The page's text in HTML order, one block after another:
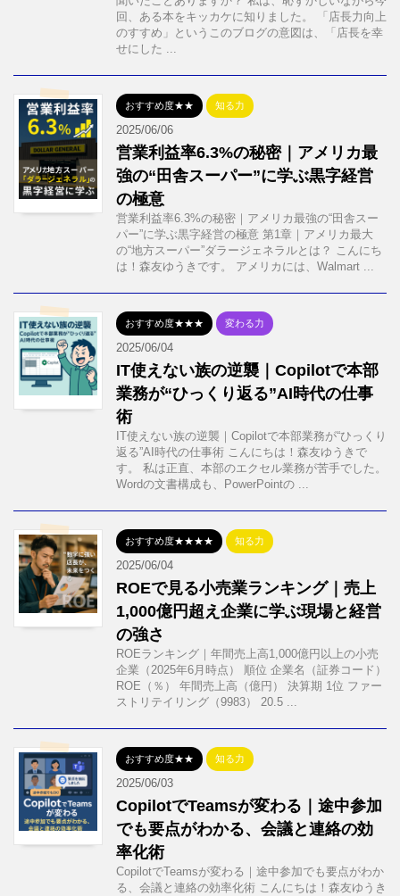
回、ある本をキッカケに知りました。 「店長力向上
のすすめ」というこのブログの意図は、「店長を幸
せにした ...
おすすめ度★★ 知る力
2025/06/06
営業利益率6.3%の秘密｜アメリカ最
強の“田舎スーパー”に学ぶ黒字経営
の極意
営業利益率6.3%の秘密｜アメリカ最強の“田舎スー
パー”に学ぶ黒字経営の極意 第1章｜アメリカ最大
の“地方スーパー”ダラージェネラルとは？ こんにち
は！森友ゆうきです。 アメリカには、Walmart ...
おすすめ度★★★ 変わる力
2025/06/04
IT使えない族の逆襲｜Copilotで本部
業務が“ひっくり返る”AI時代の仕事
術
IT使えない族の逆襲｜Copilotで本部業務が“ひっくり
返る”AI時代の仕事術 こんにちは！森友ゆうきで
す。 私は正直、本部のエクセル業務が苦手でした。
Wordの文書構成も、PowerPointの ...
おすすめ度★★★★ 知る力
2025/06/04
ROEで見る小売業ランキング｜売上
1,000億円超え企業に学ぶ現場と経営
の強さ
ROEランキング｜年間売上高1,000億円以上の小売
企業（2025年6月時点） 順位 企業名（証券コード）
ROE（％） 年間売上高（億円） 決算期 1位 ファー
ストリテイリング（9983） 20.5 ...
おすすめ度★★ 知る力
2025/06/03
CopilotでTeamsが変わる｜途中参加
でも要点がわかる、会議と連絡の効
率化術
CopilotでTeamsが変わる｜途中参加でも要点がわか
る、会議と連絡の効率化術 こんにちは！森友ゆうき